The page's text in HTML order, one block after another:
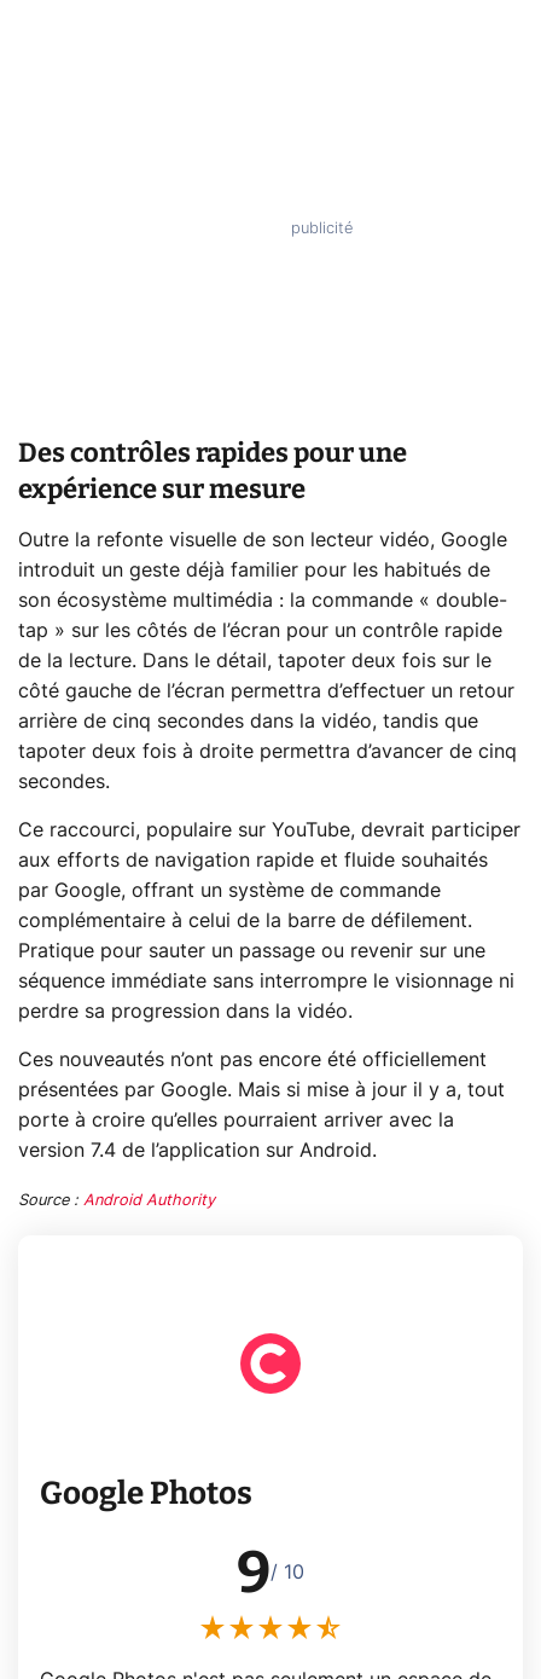
Des contrôles rapides pour une
expérience sur mesure
Outre la refonte visuelle de son lecteur vidéo, Google
introduit un geste déjà familier pour les habitués de
son écosystème multimédia : la commande « double-
tap » sur les côtés de l’écran pour un contrôle rapide
de la lecture. Dans le détail, tapoter deux fois sur le
côté gauche de l’écran permettra d’effectuer un retour
arrière de cinq secondes dans la vidéo, tandis que
tapoter deux fois à droite permettra d’avancer de cinq
secondes.
Ce raccourci, populaire sur YouTube, devrait participer
aux efforts de navigation rapide et fluide souhaités
par Google, offrant un système de commande
complémentaire à celui de la barre de défilement.
Pratique pour sauter un passage ou revenir sur une
séquence immédiate sans interrompre le visionnage ni
perdre sa progression dans la vidéo.
Ces nouveautés n’ont pas encore été officiellement
présentées par Google. Mais si mise à jour il y a, tout
porte à croire qu’elles pourraient arriver avec la
version 7.4 de l’application sur Android.
Source : Android Authority
Google Photos
9/ 10